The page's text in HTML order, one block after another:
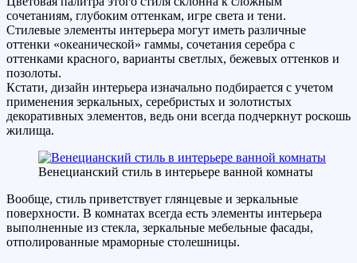
сочетаниям, глубоким оттенкам, игре света и тени.
Стилевые элементы интерьера могут иметь различные
оттенки «океанической» гаммы, сочетания серебра с
оттенками красного, варианты светлых, бежевых оттенков и
позолоты.
Кстати, дизайн интерьера изначально подбирается с учетом
применения зеркальных, серебристых и золотистых
декоративных элементов, ведь они всегда подчеркнут роскошь
жилища.
Венецианский стиль в интерьере ванной комнаты
Вообще, стиль приветствует глянцевые и зеркальные
поверхности. В комнатах всегда есть элементы интерьера
выполненные из стекла, зеркальные мебельные фасады,
отполированные мраморные столешницы.